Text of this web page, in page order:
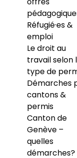
Réfugié·es &
emploi
Le droit au
travail selon
type de
Démarches
cantons &
permis
Canton de
Genève –
quelles
démarches?